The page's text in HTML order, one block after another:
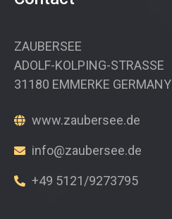
ZAUBERSEE
ADOLF-KOLPING-STRASSE
31180 EMMERKE GERMANY
www.zaubersee.de
info@zaubersee.de
+49 5121/9273795